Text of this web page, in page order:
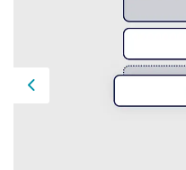
Previous